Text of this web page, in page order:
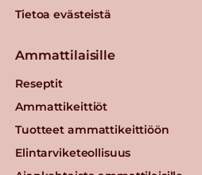
Tietoa evästeistä
Ammattilaisille
Reseptit
Ammattikeittiöt
Tuotteet ammattikeittiöön
Elintarviketeollisuus